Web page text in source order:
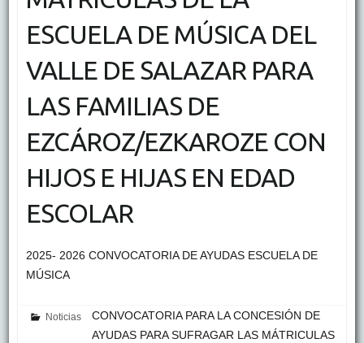
ESCUELA DE MÚSICA DEL
VALLE DE SALAZAR PARA
LAS FAMILIAS DE
EZCÁROZ/EZKAROZE CON
HIJOS E HIJAS EN EDAD
ESCOLAR
2025- 2026 CONVOCATORIA DE AYUDAS ESCUELA DE
MÚSICA
Noticias
CONVOCATORIA PARA LA CONCESIÓN DE
AYUDAS PARA SUFRAGAR LAS MÁTRICULAS